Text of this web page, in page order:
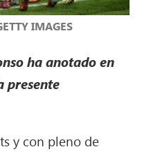
IMAGES
ha anotado en
presente
y con pleno de